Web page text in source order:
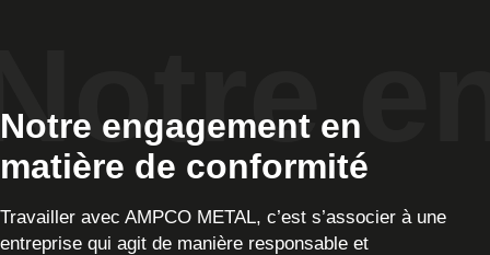
Notre engagement en
matière de conformité
Travailler avec AMPCO METAL, c’est s’associer à une
entreprise qui agit de manière responsable et